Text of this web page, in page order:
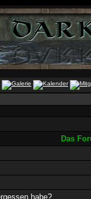
Das
habe?